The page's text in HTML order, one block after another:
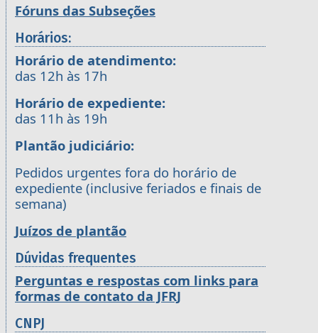
Fóruns das Subseções
Horários:
Horário de atendimento:
das 12h às 17h
Horário de expediente:
das 11h às 19h
Plantão judiciário:
Pedidos urgentes fora do horário de
expediente (inclusive feriados e finais de
semana)
Juízos de plantão
Dúvidas frequentes
Perguntas e respostas com links para
formas de contato da JFRJ
CNPJ